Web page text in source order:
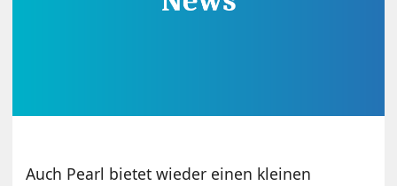
Auch Pearl bietet wieder einen kleinen